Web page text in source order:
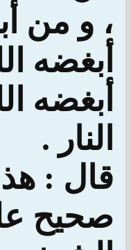
، و من
أبغضه
أبغضه
النار .
قال :
صحيح